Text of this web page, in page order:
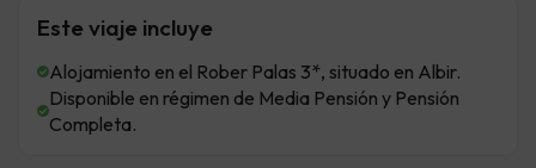
Este viaje incluye
Alojamiento en el Rober Palas 3*, situado en Albir.
Disponible en régimen de Media Pensión y Pensión
Completa.